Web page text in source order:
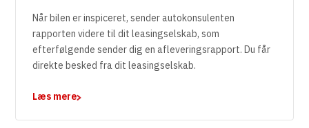
Når bilen er inspiceret, sender autokonsulenten
rapporten videre til dit leasingselskab, som
efterfølgende sender dig en afleveringsrapport. Du får
direkte besked fra dit leasingselskab.
Læs mere